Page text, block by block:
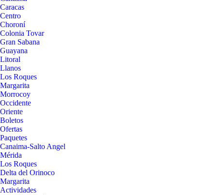
Caracas
Centro
Choroní
Colonia Tovar
Gran Sabana
Guayana
Litoral
Llanos
Los Roques
Margarita
Morrocoy
Occidente
Oriente
Boletos
Ofertas
Paquetes
Canaima-Salto Angel
Mérida
Los Roques
Delta del Orinoco
Margarita
Actividades